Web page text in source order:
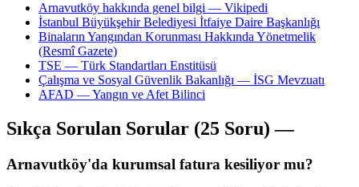
Arnavutköy hakkında genel bilgi — Vikipedi
İstanbul Büyükşehir Belediyesi İtfaiye Daire Başkanlığı
Binaların Yangından Korunması Hakkında Yönetmelik
(Resmî Gazete)
TSE — Türk Standartları Enstitüsü
Çalışma ve Sosyal Güvenlik Bakanlığı — İSG Mevzuatı
AFAD — Yangın ve Afet Bilinci
Sıkça Sorulan Sorular (25 Soru) —
Arnavutköy'da kurumsal fatura kesiliyor mu?